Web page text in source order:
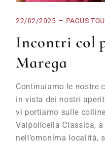
22/02/2025 PAGUS
Incontri col
Marega
Continuiamo le nostre
in vista dei nostri
vi portiamo sulle
Valpolicella Classica, a
nell’omonima località,